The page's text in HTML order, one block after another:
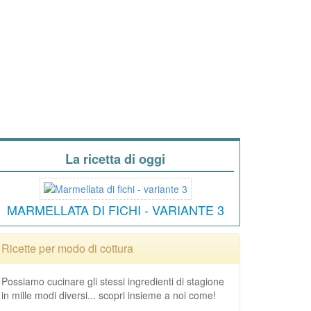
La ricetta di oggi
MARMELLATA DI FICHI - VARIANTE 3
Ricette per modo di cottura
Possiamo cucinare gli stessi ingredienti di stagione
in mille modi diversi... scopri insieme a noi come!